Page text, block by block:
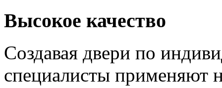
Высокое качество
Создавая двери по
специалисты применяют